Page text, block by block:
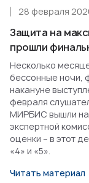
Защита на
прошли
28 февраля
Несколько
бессонные ночи,
накануне
февраля
МИРБИС вышли на
экспертной
оценки – в этот
«4» и «5».
Читать материал